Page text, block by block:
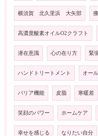
横須賀 北久里浜 大矢部
高濃度酸素オイルO2クラフト
潜在意識 心の在り方 緊
ハンドトリートメント オー
バリア機能 皮脂 寒暖差
笑顔のパワー ホームケア
幸せを感じる なりたい自分